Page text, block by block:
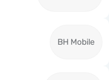
BH Mobile